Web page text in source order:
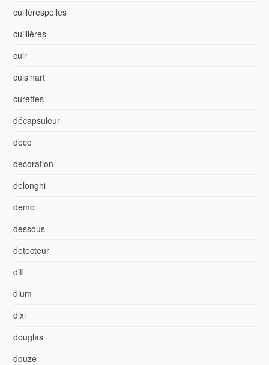
cuillèrespelles
cuillières
cuir
cuisinart
curettes
décapsuleur
deco
decoration
delonghi
demo
dessous
detecteur
diff
dium
dixi
douglas
douze